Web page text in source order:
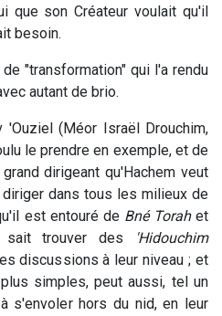
que son Créateur voulait qu'il
besoin.
"transformation" qui l'a rendu
autant de brio.
'Ouziel (Méor Israël Drouchim,
le prendre en exemple, et de
dirigeant qu'Hachem veut
dans tous les milieux de
est entouré de Bné Torahet
trouver des
'Hidouchim
discussions à leur niveau ; et
simples, peut aussi, tel un
s'envoler hors du nid, en leur